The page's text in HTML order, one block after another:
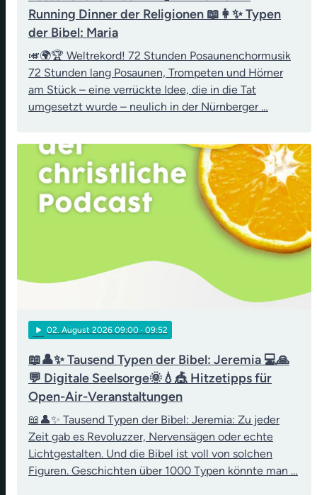
Running Dinner der Religionen 📖👩✨ Typen
der Bibel: Maria
🎺🌍🏆 Weltrekord! 72 Stunden Posaunenchormusik
72 Stunden lang Posaunen, Trompeten und Hörner
am Stück – eine verrückte Idee, die in die Tat
umgesetzt wurde – neulich in der Nürnberger …
play_arrow 02. August 2026 09:00 · 09:52
📖👤✨ Tausend Typen der Bibel: Jeremia 💻🙏
💬 Digitale Seelsorge🌞💧🎪 Hitzetipps für
Open-Air-Veranstaltungen
📖👤✨ Tausend Typen der Bibel: Jeremia: Zu jeder
Zeit gab es Revoluzzer, Nervensägen oder echte
Lichtgestalten. Und die Bibel ist voll von solchen
Figuren. Geschichten über 1000 Typen könnte man …